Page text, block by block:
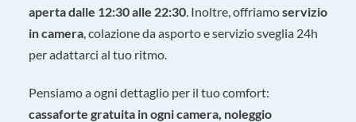
aperta dalle 12:30 alle 22:30. Inoltre, offriamoservizio
in camera, colazione da asporto e servizio sveglia 24h
per adattarci al tuo ritmo.
Pensiamo a ogni dettaglio per il tuo comfort:
cassaforte gratuita in ogni camera, noleggio